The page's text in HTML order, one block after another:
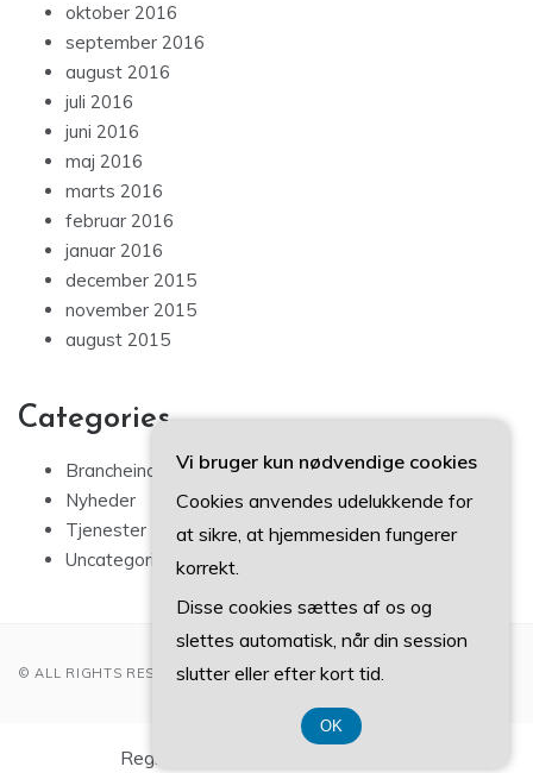
oktober 2016
september 2016
august 2016
juli 2016
juni 2016
maj 2016
marts 2016
februar 2016
januar 2016
december 2015
november 2015
august 2015
Categories
Brancheindsigt
Nyheder
Tjenester
Uncategorized
© ALL RIGHTS RESERVED 2022
Registreringsnummer 37 40 77 39
Vi bruger kun nødvendige cookies
Cookies anvendes udelukkende for
at sikre, at hjemmesiden fungerer
korrekt.
Disse cookies sættes af os og
slettes automatisk, når din session
slutter eller efter kort tid.
OK